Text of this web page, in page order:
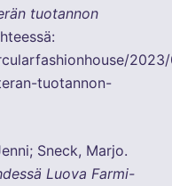
tuotannon
tuotannon-
Sneck, Marjo.
Luova Farmi-